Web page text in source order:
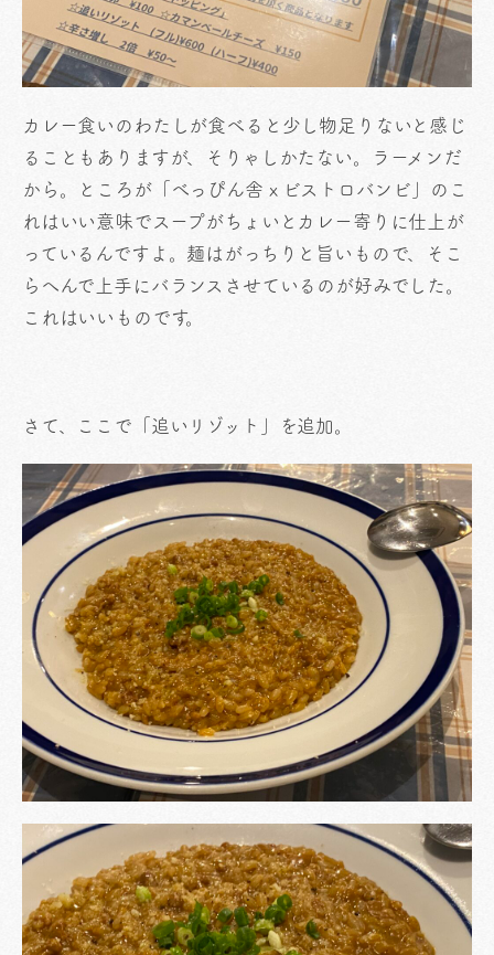
カレー食いのわたしが食べると少し物足りないと感じ
ることもありますが、そりゃしかたない。ラーメンだ
から。ところが「べっぴん舎 x ビストロバンビ」のこ
れはいい意味でスープがちょいとカレー寄りに仕上が
っているんですよ。麺はがっちりと旨いもので、そこ
らへんで上手にバランスさせているのが好みでした。
これはいいものです。
さて、ここで「追いリゾット」を追加。